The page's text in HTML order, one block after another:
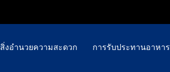
สิ่งอำนวยความสะดวก การรับประทานอาหาร